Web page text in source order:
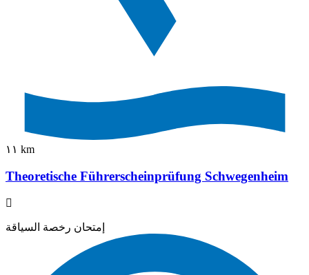
١١ km
Theoretische Führerscheinprüfung Schwegenheim
إمتحان رخصة السياقة